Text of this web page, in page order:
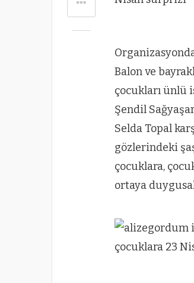
Balon ve
çocukları ünlü
Şendil
Selda Topal
gözlerindeki
çocuklara,
ortaya